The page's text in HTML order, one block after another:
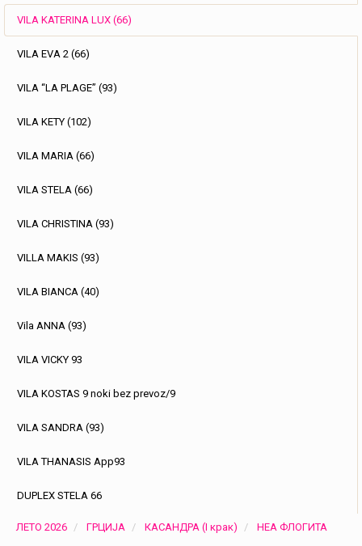
VILA KATERINA LUX (66)
VILA EVA 2 (66)
VILA “LA PLAGE” (93)
VILA KETY (102)
VILA MARIA (66)
VILA STELA (66)
VILA CHRISTINA (93)
VILLA MAKIS (93)
VILA BIANCA (40)
Vila ANNA (93)
VILA VICKY 93
VILA KOSTAS 9 noki bez prevoz/9
VILA SANDRA (93)
VILA THANASIS App93
DUPLEX STELA 66
ЛЕТО 2026 ГРЦИЈА КАСАНДРА (I крак) НЕА ФЛОГИТА